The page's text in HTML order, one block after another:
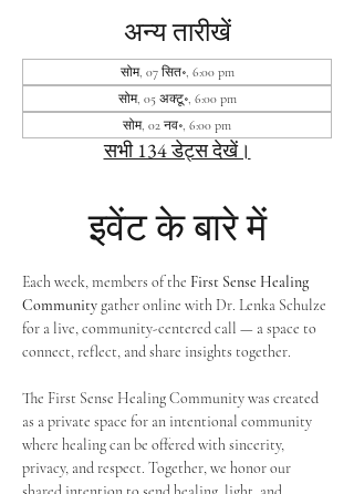
अन्य तारीखें
सोम, 07 सित॰, 6:00 pm
सोम, 05 अक्टू॰, 6:00 pm
सोम, 02 नव॰, 6:00 pm
सभी 134 डेट्स देखें।
इवेंट के बारे में
Each week, members of the First Sense Healing
Community gather online with Dr. Lenka Schulze
for a live, community-centered call — a space to
connect, reflect, and share insights together.
The First Sense Healing Community was created
as a private space for an intentional community
where healing can be offered with sincerity,
privacy, and respect. Together, we honor our